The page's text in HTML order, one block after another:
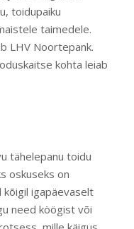
toidupaiku
taimedele.
LHV Noortepank.
kohta leiab
tähelepanu toidu
oskuseks on
kõigil igapäevaselt
need köögist või